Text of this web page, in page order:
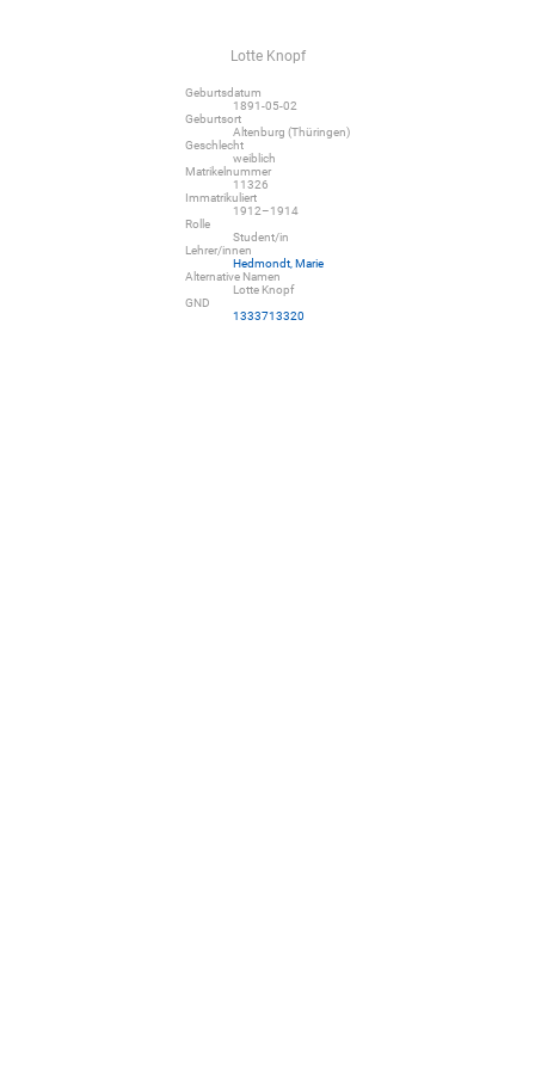
Lotte Knopf
Geburtsdatum
1891-05-02
Geburtsort
Altenburg (Thüringen)
Geschlecht
weiblich
Matrikelnummer
11326
Immatrikuliert
1912–1914
Rolle
Student/in
Lehrer/innen
Hedmondt, Marie
Alternative Namen
Lotte Knopf
GND
1333713320